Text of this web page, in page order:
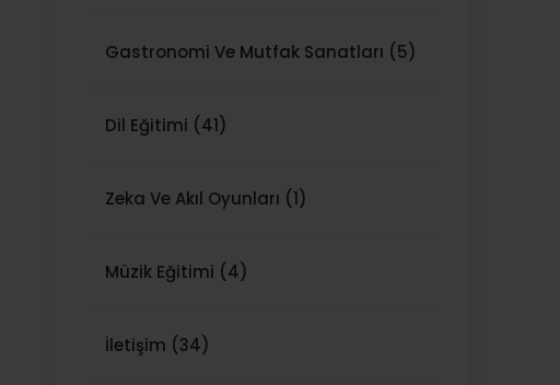
Gastronomi Ve Mutfak Sanatları (5)
Dil Eğitimi (41)
Zeka Ve Akıl Oyunları (1)
Müzik Eğitimi (4)
İletişim (34)